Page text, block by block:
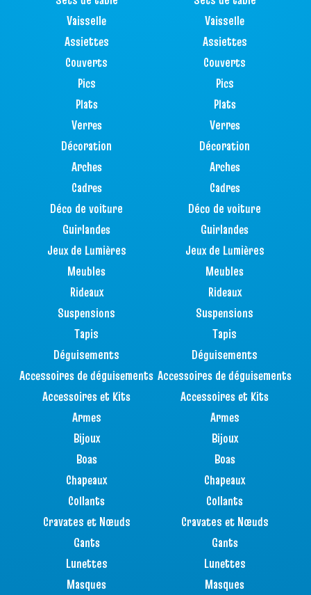
Vaisselle
Assiettes
Couverts
Pics
Plats
Verres
Décoration
Arches
Cadres
Déco de voiture
Guirlandes
Jeux de Lumières
Meubles
Rideaux
Suspensions
Tapis
Déguisements
Accessoires de déguisements
Accessoires et Kits
Armes
Bijoux
Boas
Chapeaux
Collants
Cravates et Nœuds
Gants
Lunettes
Masques
Vaisselle
Assiettes
Couverts
Pics
Plats
Verres
Décoration
Arches
Cadres
Déco de voiture
Guirlandes
Jeux de Lumières
Meubles
Rideaux
Suspensions
Tapis
Déguisements
Accessoires de déguisements
Accessoires et Kits
Armes
Bijoux
Boas
Chapeaux
Collants
Cravates et Nœuds
Gants
Lunettes
Masques